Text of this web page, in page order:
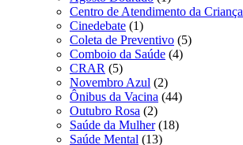
Centro de Atendimento da Criança
Cinedebate (1)
Coleta de Preventivo (5)
Comboio da Saúde (4)
CRAR (5)
Novembro Azul (2)
Ônibus da Vacina (44)
Outubro Rosa (2)
Saúde da Mulher(18)
Saúde Mental (13)